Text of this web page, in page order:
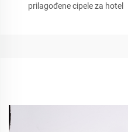
prilagođene cipele za hotel